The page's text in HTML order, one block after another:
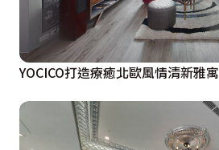
YOCICO打造療癒北歐風情清新雅寓